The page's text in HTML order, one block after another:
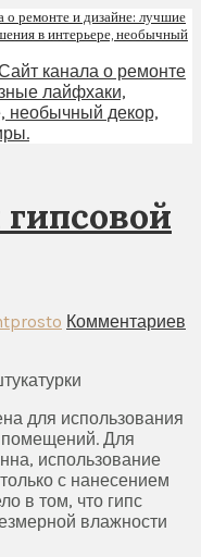
Комментариев
для использования
Для
использование
с нанесением
в том, что гипс
влажности